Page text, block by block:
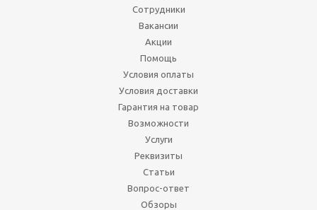
Сотрудники
Вакансии
Акции
Помощь
Условия оплаты
Условия доставки
Гарантия на товар
Возможности
Услуги
Реквизиты
Статьи
Вопрос-ответ
Обзоры